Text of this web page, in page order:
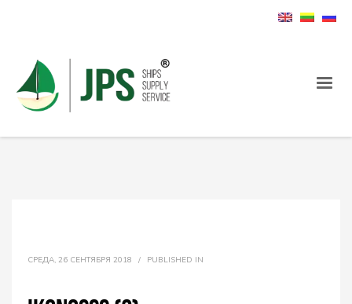
СРЕДА, 26 СЕНТЯБРЯ 2018 / PUBLISHED IN